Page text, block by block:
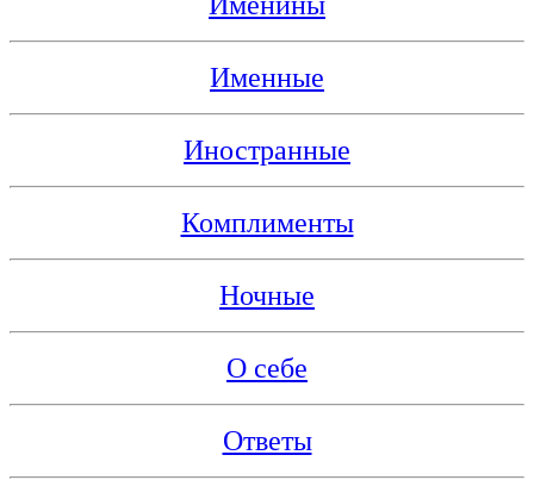
Именные
Иностранные
Комплименты
Ночные
О себе
Ответы